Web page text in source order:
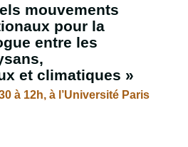
mouvements
pour la
entre les
et climatiques »
à 12h, à l’Université Paris